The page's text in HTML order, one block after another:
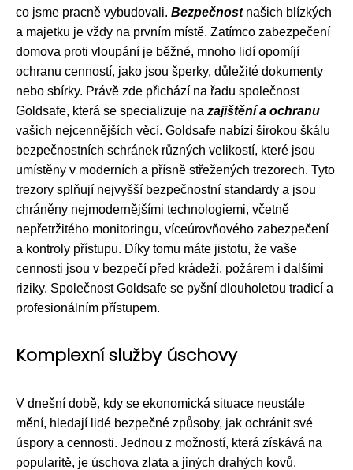
co jsme pracně vybudovali. Bezpečnostnašich blízkých
a majetku je vždy na prvním místě. Zatímco zabezpečení
domova proti vloupání je běžné, mnoho lidí opomíjí
ochranu cenností, jako jsou šperky, důležité dokumenty
nebo sbírky. Právě zde přichází na řadu společnost
Goldsafe, která se specializuje na zajištění a ochranu
vašich nejcennějších věcí. Goldsafe nabízí širokou škálu
bezpečnostních schránek různých velikostí, které jsou
umístěny v moderních a přísně střežených trezorech. Tyto
trezory splňují nejvyšší bezpečnostní standardy a jsou
chráněny nejmodernějšími technologiemi, včetně
nepřetržitého monitoringu, víceúrovňového zabezpečení
a kontroly přístupu. Díky tomu máte jistotu, že vaše
cennosti jsou v bezpečí před krádeží, požárem i dalšími
riziky. Společnost Goldsafe se pyšní dlouholetou tradicí a
profesionálním přístupem.
Komplexní služby úschovy
V dnešní době, kdy se ekonomická situace neustále
mění, hledají lidé bezpečné způsoby, jak ochránit své
úspory a cennosti. Jednou z možností, která získává na
popularitě, je úschova zlata a jiných drahých kovů.